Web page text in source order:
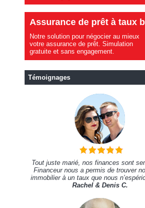
Assurance de prêt à taux
Notre solution pour négocier au mieux
votre assurance de prêt. Simulation
gratuite et sans engagement.
Témoignages
Tout juste marié, nos finances sont
Financeur nous a permis de trouver
immobilier à un taux que nous
Rachel & Denis C.